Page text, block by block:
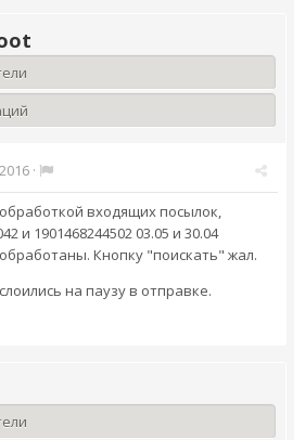
·
входящих посылок,
и 1901468244502 03.05 и 30.04
Кнопку "поискать" жал.
на паузу в отправке.